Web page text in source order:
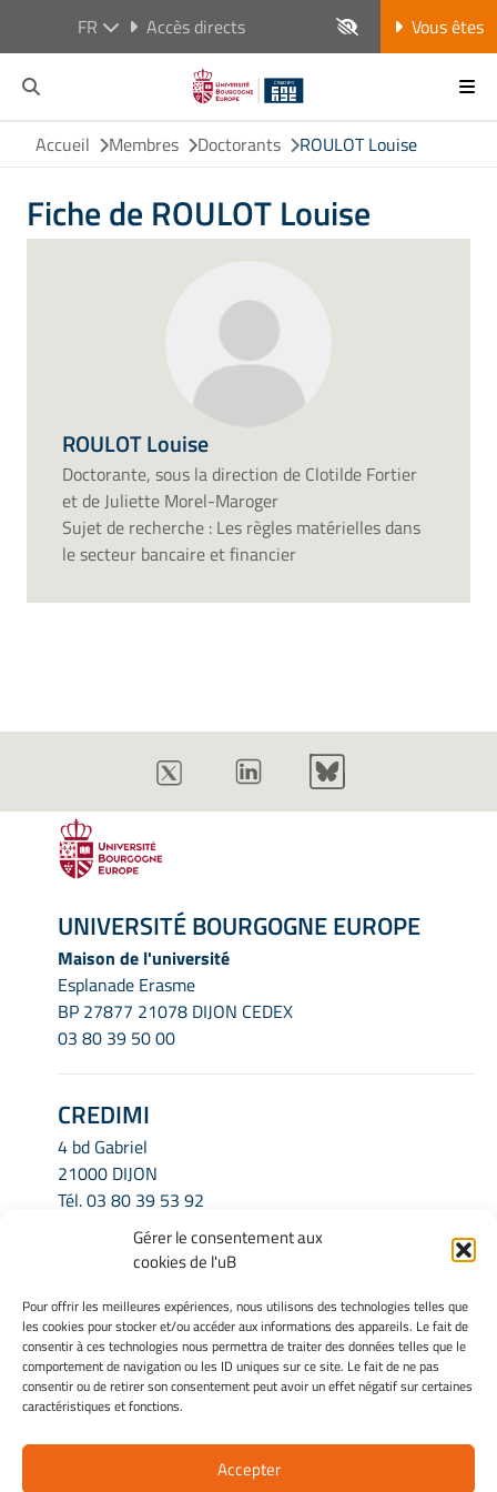
Gérer le consentement aux
cookies de l'uB
Pour offrir les meilleures expériences, nous utilisons des technologies telles que
les cookies pour stocker et/ou accéder aux informations des appareils. Le fait de
consentir à ces technologies nous permettra de traiter des données telles que le
comportement de navigation ou les ID uniques sur ce site. Le fait de ne pas
consentir ou de retirer son consentement peut avoir un effet négatif sur certaines
caractéristiques et fonctions.
Accepter
FR Accès directs Vous êtes
Accueil Membres Doctorants ROULOT Louise
Fiche de ROULOT Louise
ROULOT Louise
Doctorante, sous la direction de Clotilde Fortier
et de Juliette Morel-Maroger
Sujet de recherche : Les règles matérielles dans
le secteur bancaire et financier
UNIVERSITÉ BOURGOGNE EUROPE
Maison de l'université
Esplanade Erasme
BP 27877 21078 DIJON CEDEX
03 80 39 50 00
CREDIMI
4 bd Gabriel
21000 DIJON
Tél.03 80 39 53 92
credimi.secretariat@u-bourgogne.fr
INFORMATIONS LÉGALES
Mentions légales
Gérer mes cookies
Politique de cookies
Déclaration de confidentialité
Avertissement